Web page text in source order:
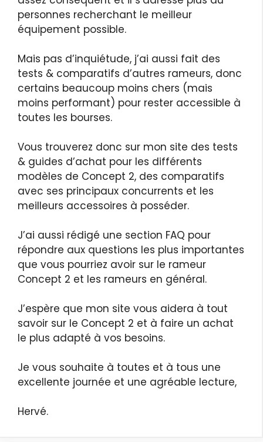
personnes recherchant le meilleur
équipement possible.
Mais pas d’inquiétude, j’ai aussi fait des
tests & comparatifs d’autres rameurs, donc
certains beaucoup moins chers (mais
moins performant) pour rester accessible à
toutes les bourses.
Vous trouverez donc sur mon site des tests
& guides d’achat pour les différents
modèles de Concept 2, des comparatifs
avec ses principaux concurrents et les
meilleurs accessoires à posséder.
J’ai aussi rédigé une section FAQ pour
répondre aux questions les plus importantes
que vous pourriez avoir sur le rameur
Concept 2 et les rameurs en général.
J’espère que mon site vous aidera à tout
savoir sur le Concept 2 et à faire un achat
le plus adapté à vos besoins.
Je vous souhaite à toutes et à tous une
excellente journée et une agréable lecture,
Hervé.